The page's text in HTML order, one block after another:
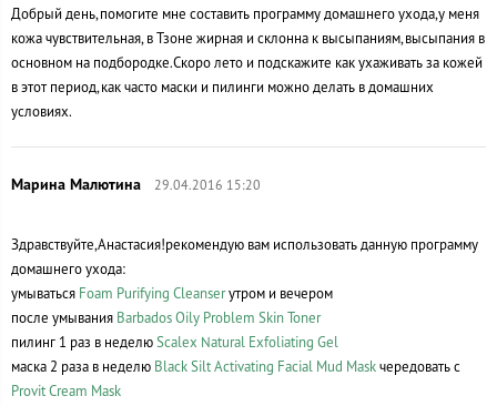
Добрый день,помогите мне составить программу домашнего ухода,у меня
кожа чувствительная, в Тзоне жирная и склонна к высыпаниям,высыпания в
основном на подбородке.Скоро лето и подскажите как ухаживать за кожей
в этот период,как часто маски и пилинги можно делать в домашних
условиях.
29.04.2016 15:20
Здравствуйте,Анастасия!рекомендую вам использовать данную программу
домашнего ухода:
умываться Foam Purifying Cleanserутром и вечером
после умывания Barbados Oily Problem Skin Toner
пилинг 1 раз в неделю Scalex Natural Exfoliating Gel
маска 2 раза в неделю Black Silt Activating Facial Mud Mask чередовать с
Provit Cream Mask